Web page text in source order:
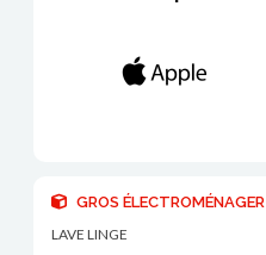
GROS ÉLECTROMÉNAGER
LAVE LINGE